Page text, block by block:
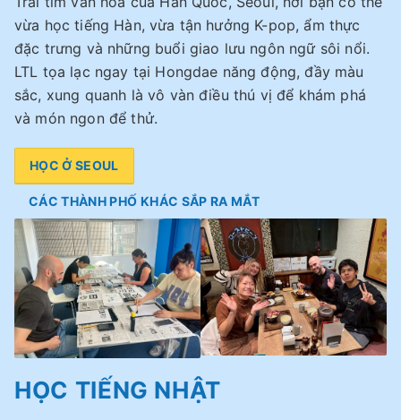
vừa học tiếng Hàn, vừa tận hưởng K-pop, ẩm thực
đặc trưng và những buổi giao lưu ngôn ngữ sôi nổi.
LTL tọa lạc ngay tại Hongdae năng động, đầy màu
sắc, xung quanh là vô vàn điều thú vị để khám phá
và món ngon để thử.
HỌC Ở SEOUL
CÁC THÀNH PHỐ KHÁC SẮP RA MẮT
HỌC TIẾNG NHẬT